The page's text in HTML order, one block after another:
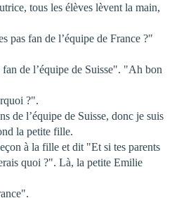
tous les élèves lèvent la main,
pas fan de l’équipe de France ?"
de l’équipe de Suisse". "Ah bon
?".
de l’équipe de Suisse, donc je suis
la petite fille.
à la fille et dit "Et si tes parents
quoi ?". Là, la petite Emilie